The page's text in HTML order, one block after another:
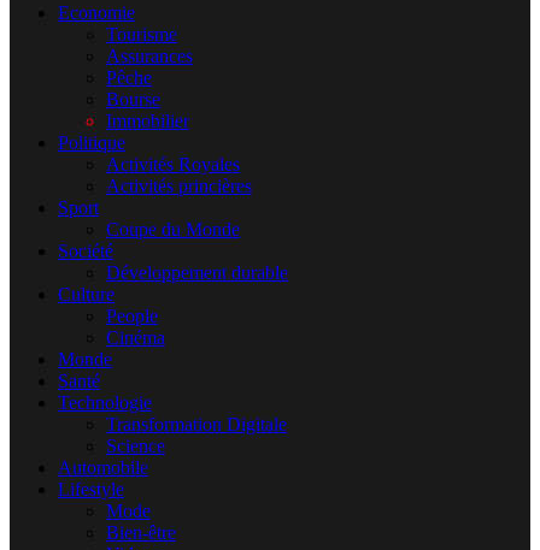
Economie
Tourisme
Assurances
Pêche
Bourse
Immobilier
Politique
Activités Royales
Activités princières
Sport
Coupe du Monde
Société
Développement durable
Culture
People
Cinéma
Monde
Santé
Technologie
Transformation Digitale
Science
Automobile
Lifestyle
Mode
Bien-être